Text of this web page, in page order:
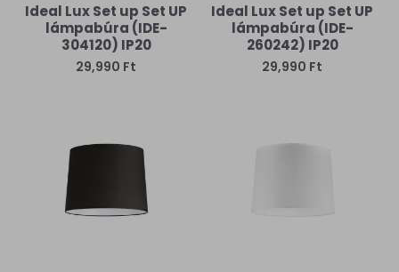
Ideal Lux Set up Set UP
lámpabúra (IDE-
304120) IP20
29,990 Ft
Ideal Lux Set up Set UP
lámpabúra (IDE-
260242) IP20
29,990 Ft